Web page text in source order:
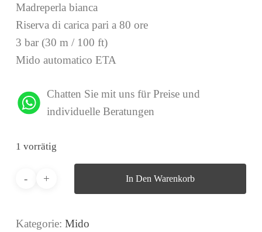
Madreperla bianca
Riserva di carica pari a 80 ore
3 bar (30 m / 100 ft)
Mido automatico ETA
Chatten Sie mit uns für Preise und
individuelle Beratungen
1 vorrätig
In Den Warenkorb
Kategorie: Mido